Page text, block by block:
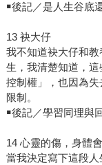
￭後記／是人生谷底
13 袂大仔
我不知道袂大仔和
生，我清楚知道，
控制權」，也因為
限制。
￭後記／學習同理與
14 心靈的傷，身體
當我決定寫下這段